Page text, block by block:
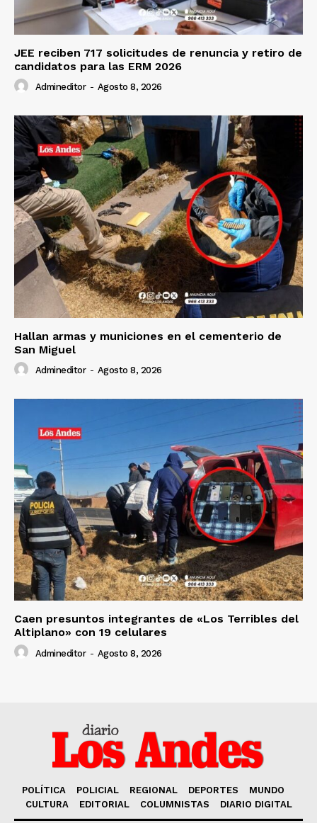
JEE reciben 717 solicitudes de renuncia y retiro de
candidatos para las ERM 2026
Admineditor - Agosto 8, 2026
Hallan armas y municiones en el cementerio de
San Miguel
Admineditor - Agosto 8, 2026
Caen presuntos integrantes de «Los Terribles del
Altiplano» con 19 celulares
Admineditor - Agosto 8, 2026
POLÍTICA POLICIAL REGIONAL DEPORTES
MUNDO
CULTURA
EDITORIAL COLUMNISTAS DIARIO DIGITAL